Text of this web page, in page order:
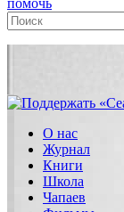
помочь
О нас
Журнал
Книги
Школа
Чапаев